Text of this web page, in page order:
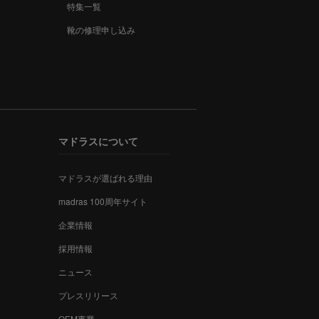
特集一覧
靴の修理申し込み
マドラスについて
マドラスが選ばれる理由
madras 100周年サイト
企業情報
採用情報
ニュース
プレスリリース